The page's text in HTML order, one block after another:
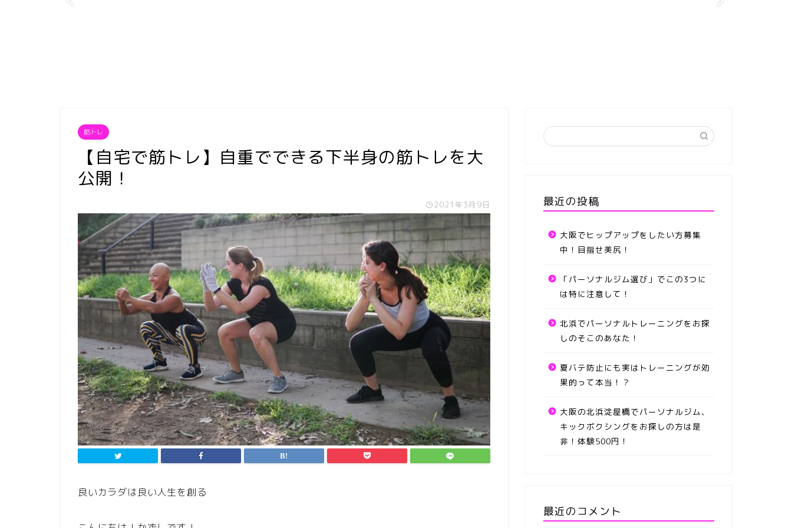
筋トレ
【自宅で筋トレ】自重でできる下半身の筋トレを大
公開！
2021年3月9日
良いカラダは良い人生を創る
最近の投稿
大阪でヒップアップをしたい方募集
中！目指せ美尻！
「パーソナルジム選び」でこの3つに
は特に注意して！
北浜でパーソナルトレーニングをお探
しのそこのあなた！
夏バテ防止にも実はトレーニングが効
果的って本当！？
大阪の北浜淀屋橋でパーソナルジム、
キックボクシングをお探しの方は是
非！体験500円！
最近のコメント